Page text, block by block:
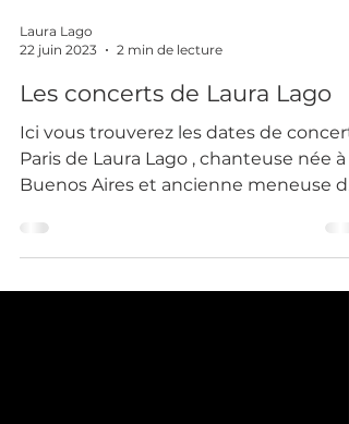
22 juin 2023
2 min de lecture
Les concerts de Laura Lago
Ici vous trouverez les dates de concert
Buenos Aires et ancienne meneuse de
revue du Lido de Paris